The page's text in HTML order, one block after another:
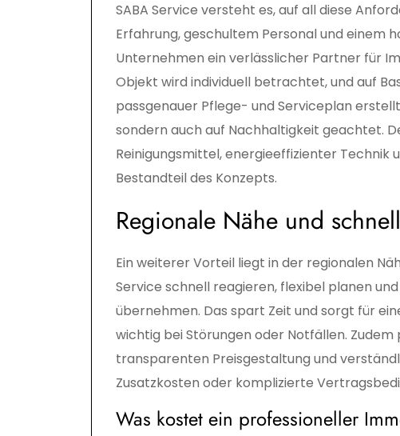
SABA Service versteht es, auf all diese
Erfahrung, geschultem Personal und einem
Unternehmen ein verlässlicher Partner für
Objekt wird individuell betrachtet, und auf
passgenauer Pflege- und Serviceplan
sondern auch auf Nachhaltigkeit geachtet.
Reinigungsmittel, energieeffizienter
Bestandteil des Konzepts.
Regionale Nähe und
Ein weiterer Vorteil liegt in der regionalen
Service schnell reagieren, flexibel planen
übernehmen. Das spart Zeit und sorgt für
wichtig bei Störungen oder Notfällen.
transparenten Preisgestaltung und
Zusatzkosten oder komplizierte
Was kostet ein professioneller